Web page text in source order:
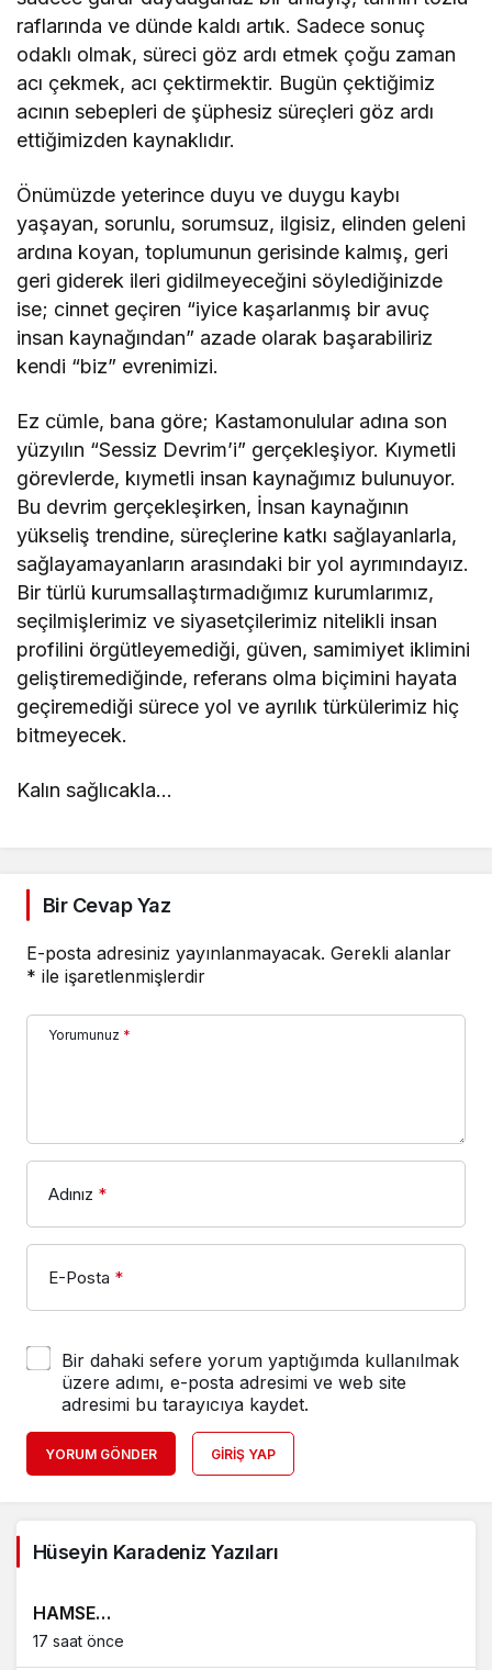
raflarında ve dünde kaldı artık. Sadece sonuç
odaklı olmak, süreci göz ardı etmek çoğu zaman
acı çekmek, acı çektirmektir. Bugün çektiğimiz
acının sebepleri de şüphesiz süreçleri göz ardı
ettiğimizden kaynaklıdır.
Önümüzde yeterince duyu ve duygu kaybı
yaşayan, sorunlu, sorumsuz, ilgisiz, elinden geleni
ardına koyan, toplumunun gerisinde kalmış, geri
geri giderek ileri gidilmeyeceğini söylediğinizde
ise; cinnet geçiren “iyice kaşarlanmış bir avuç
insan kaynağından” azade olarak başarabiliriz
kendi “biz” evrenimizi.
Ez cümle, bana göre; Kastamonulular adına son
yüzyılın “Sessiz Devrim’i” gerçekleşiyor. Kıymetli
görevlerde, kıymetli insan kaynağımız bulunuyor.
Bu devrim gerçekleşirken, İnsan kaynağının
yükseliş trendine, süreçlerine katkı sağlayanlarla,
sağlayamayanların arasındaki bir yol ayrımındayız.
Bir türlü kurumsallaştırmadığımız kurumlarımız,
seçilmişlerimiz ve siyasetçilerimiz nitelikli insan
profilini örgütleyemediği, güven, samimiyet iklimini
geliştiremediğinde, referans olma biçimini hayata
geçiremediği sürece yol ve ayrılık türkülerimiz hiç
bitmeyecek.
Kalın sağlıcakla…
Bir Cevap Yaz
E-posta adresiniz yayınlanmayacak. Gerekli alanlar
* ile işaretlenmişlerdir
Yorumunuz *
Adınız *
E-Posta *
Bir dahaki sefere yorum yaptığımda kullanılmak
üzere adımı, e-posta adresimi ve web site
adresimi bu tarayıcıya kaydet.
YORUM GÖNDER GIRIŞ YAP
Hüseyin Karadeniz Yazıları
HAMSE…
17 saat önce